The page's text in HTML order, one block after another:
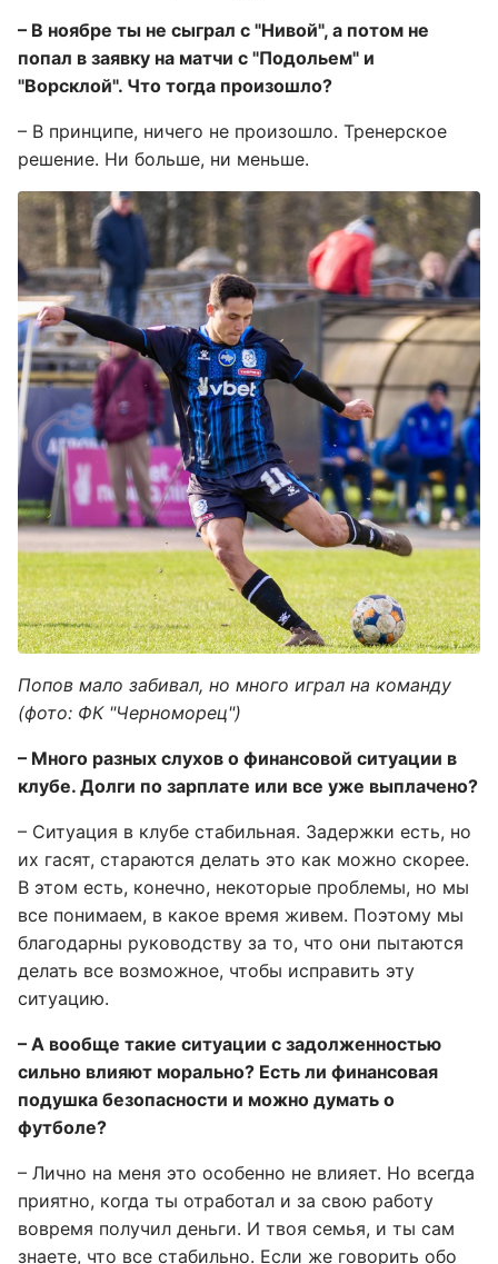
– В ноябре ты не сыграл с "Нивой", а потом не
попал в заявку на матчи с "Подольем" и
"Ворсклой". Что тогда произошло?
– В принципе, ничего не произошло. Тренерское
решение. Ни больше, ни меньше.
Попов мало забивал, но много играл на команду
(фото: ФК "Черноморец")
– Много разных слухов о финансовой ситуации в
клубе. Долги по зарплате или все уже выплачено?
– Ситуация в клубе стабильная. Задержки есть, но
их гасят, стараются делать это как можно скорее.
В этом есть, конечно, некоторые проблемы, но мы
все понимаем, в какое время живем. Поэтому мы
благодарны руководству за то, что они пытаются
делать все возможное, чтобы исправить эту
ситуацию.
– А вообще такие ситуации с задолженностью
сильно влияют морально? Есть ли финансовая
подушка безопасности и можно думать о
футболе?
– Лично на меня это особенно не влияет. Но всегда
приятно, когда ты отработал и за свою работу
вовремя получил деньги. И твоя семья, и ты сам
знаете, что все стабильно. Если же говорить обо